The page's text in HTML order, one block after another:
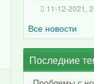
11-12-2021,
Все новости
Последние